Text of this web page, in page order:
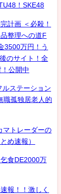
！SKE48
計画 ＜必殺！
整理への道F
3500万円！う
のサイト！全
公開中
ルステーション
職孤独居老人的
トレーダーの
め速報）
食DE2000万
報！！激しく